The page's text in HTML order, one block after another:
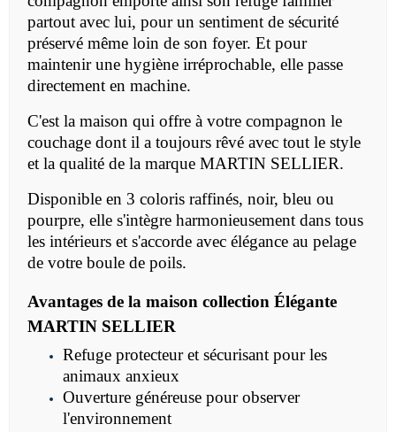
partout avec lui, pour un sentiment de sécurité
préservé même loin de son foyer. Et pour
maintenir une hygiène irréprochable, elle passe
directement en machine.
C'est la maison qui offre à votre compagnon le
couchage dont il a toujours rêvé avec tout le style
et la qualité de la marque MARTIN SELLIER.
Disponible en 3 coloris raffinés, noir, bleu ou
pourpre, elle s'intègre harmonieusement dans tous
les intérieurs et s'accorde avec élégance au pelage
de votre boule de poils.
Avantages de la maison collection Élégante
MARTIN SELLIER
Refuge protecteur et sécurisant pour les
animaux anxieux
Ouverture généreuse pour observer
l'environnement